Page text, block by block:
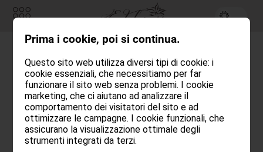
CAMERE & CHALETS
EDELWEISS
Ospite & Team
Ecco perché siamo
come siamo
FAMILIARE E ACCOGLIENTE - L'EDELWEISS
Prima i cookie, poi si continua.
Questo sito web utilizza diversi tipi di cookie: i
cookie essenziali, che necessitiamo per far
funzionare il sito web senza problemi. I cookie
marketing, che ci aiutano ad analizzare il
comportamento dei visitatori del sito e ad
ottimizzare le campagne. I cookie funzionali, che
assicurano la visualizzazione ottimale degli
strumenti integrati da terzi.